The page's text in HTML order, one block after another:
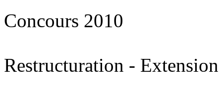
Concours 2010
Restructuration - Extension